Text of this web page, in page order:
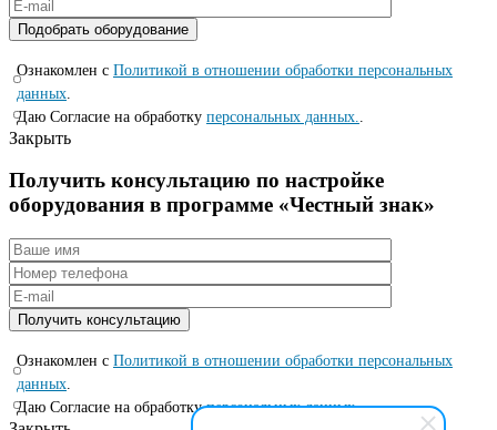
Ознакомлен с Политикой в отношении обработки персональных
данных
Даю Согласие на обработку персональных данных.
Закрыть
Получить консультацию по настройке
оборудования в программе «Честный знак»
Ознакомлен с Политикой в отношении обработки персональных
данных.
Даю Согласие на обработкуперсональных данных..